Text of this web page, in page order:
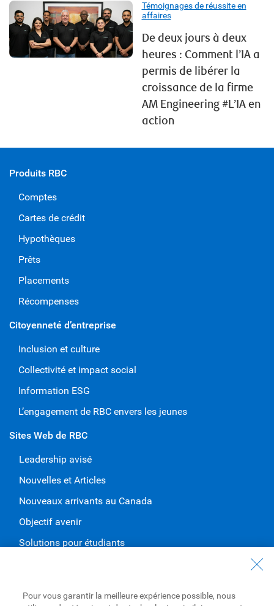
Témoignages de réussite en
affaires
De deux jours à deux
heures : Comment l’IA a
permis de libérer la
croissance de la firme
AM Engineering #L’IA en
action
Produits RBC
Comptes
Cartes de crédit
Hypothèques
Prêts
Placements
Récompenses
Citoyenneté d’entreprise
Inclusion et culture
Collectivité et impact social
Information ESG
L’engagement de RBC envers les jeunes
Sites Web de RBC
Leadership avisé
Nouvelles et Articles
Nouveaux arrivants au Canada
Objectif avenir
Solutions pour étudiants
Nous joindre
Pour vous garantir la meilleure expérience possible, nous